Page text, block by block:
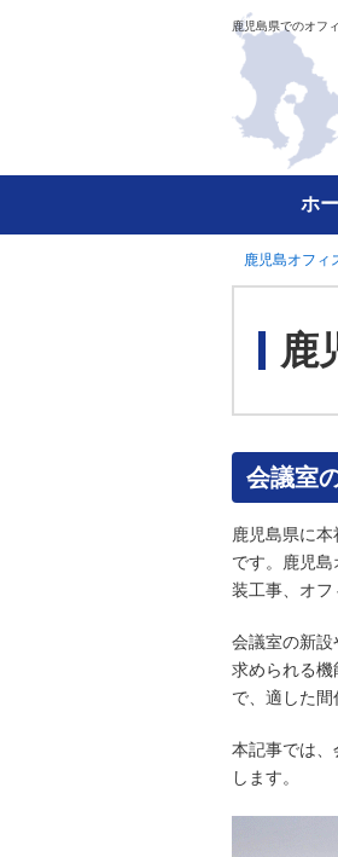
鹿児島県でのオフ
ホ
鹿児島オフィ
鹿
会議室
鹿児島県に
です。鹿児
装工事、オフ
会議室の新
求められる機
で、適した間
本記事では
します。